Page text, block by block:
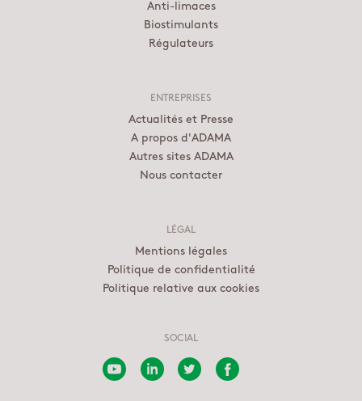
Anti-limaces
Biostimulants
Régulateurs
ENTREPRISES
Actualités et Presse
A propos d'ADAMA
Autres sites ADAMA
Nous contacter
LÉGAL
Mentions légales
Politique de confidentialité
Politique relative aux cookies
SOCIAL